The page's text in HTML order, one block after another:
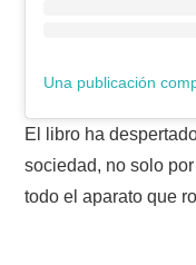
El libro ha
sociedad, no solo
todo el aparato que